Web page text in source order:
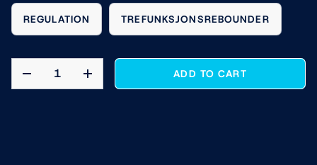
REGULATION TREFUNKSJONSREBOUNDER
DECREASE QUANTITYINCREASE QUANTITY
ADD TO CART